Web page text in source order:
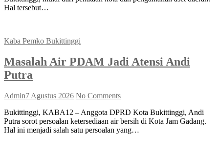
Hal tersebut…
Kaba Pemko Bukittinggi
Masalah Air PDAM Jadi Atensi Andi
Putra
Admin7 Agustus 2026 No Comments
Bukittinggi, KABA12 – Anggota DPRD Kota Bukittinggi, Andi
Putra sorot persoalan ketersediaan air bersih di Kota Jam Gadang.
Hal ini menjadi salah satu persoalan yang…